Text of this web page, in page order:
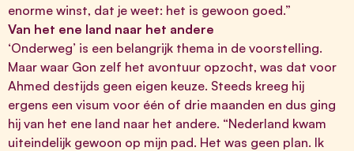
enorme winst, dat je weet: het is gewoon goed.”
Van het ene land naar het andere
‘Onderweg’ is een belangrijk thema in de voorstelling.
Maar waar Gon zelf het avontuur opzocht, was dat voor
Ahmed destijds geen eigen keuze. Steeds kreeg hij
ergens een visum voor één of drie maanden en dus ging
hij van het ene land naar het andere. “Nederland kwam
uiteindelijk gewoon op mijn pad. Het was geen plan. Ik